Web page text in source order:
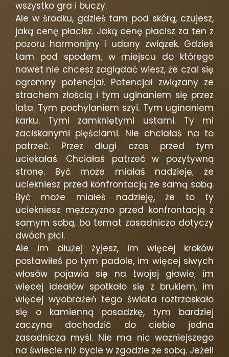
wszystko gra i buczy.
Ale w środku, gdzieś tam pod skórą, czujesz,
jaką cenę płacisz. Jaką cenę płacisz za ten z
pozoru harmonijny i udany związek. Gdzieś
tam pod spodem, w miejscu do którego
nawet nie chcesz zaglądać wiesz, że czai się
ogromny potencjał. Potencjał związany ze
strachem złością i tym uginaniem się przez
lata. Tym pochylaniem szyi. Tym uginaniem
karku. Tymi zamkniętymi ustami. Ty mi
zaciskanymi pięściami. Nie chciałaś na to
patrzeć. Przez długi czas przed tym
uciekałaś. Chciałaś patrzeć w pozytywną
stronę. Być może miałaś nadzieję, że
uciekniesz przed konfrontacją ze samą sobą.
Być może miałeś nadzieję, że to ty
uciekniesz mężczyzno przed konfrontacją z
samym sobą, bo temat zasadniczo dotyczy
dwóch płci.
Ale im dłużej żyjesz, im więcej kroków
postawiłeś po tym padole, im więcej siwych
włosów pojawia się na twojej głowie, im
więcej ideałów spotkało się z brukiem, im
więcej wyobrażeń tego świata roztrzaskało
się o kamienną posadzkę, tym bardziej
zaczyna dochodzić do ciebie jedna
zasadnicza myśl. Nie ma nic ważniejszego
na świecie niż bycie w zgodzie ze sobą. Jeżeli